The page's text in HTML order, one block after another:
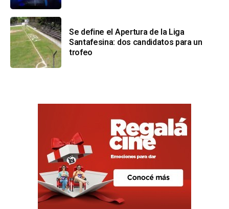
Se define el Apertura de la Liga
Santafesina: dos candidatos para un
trofeo